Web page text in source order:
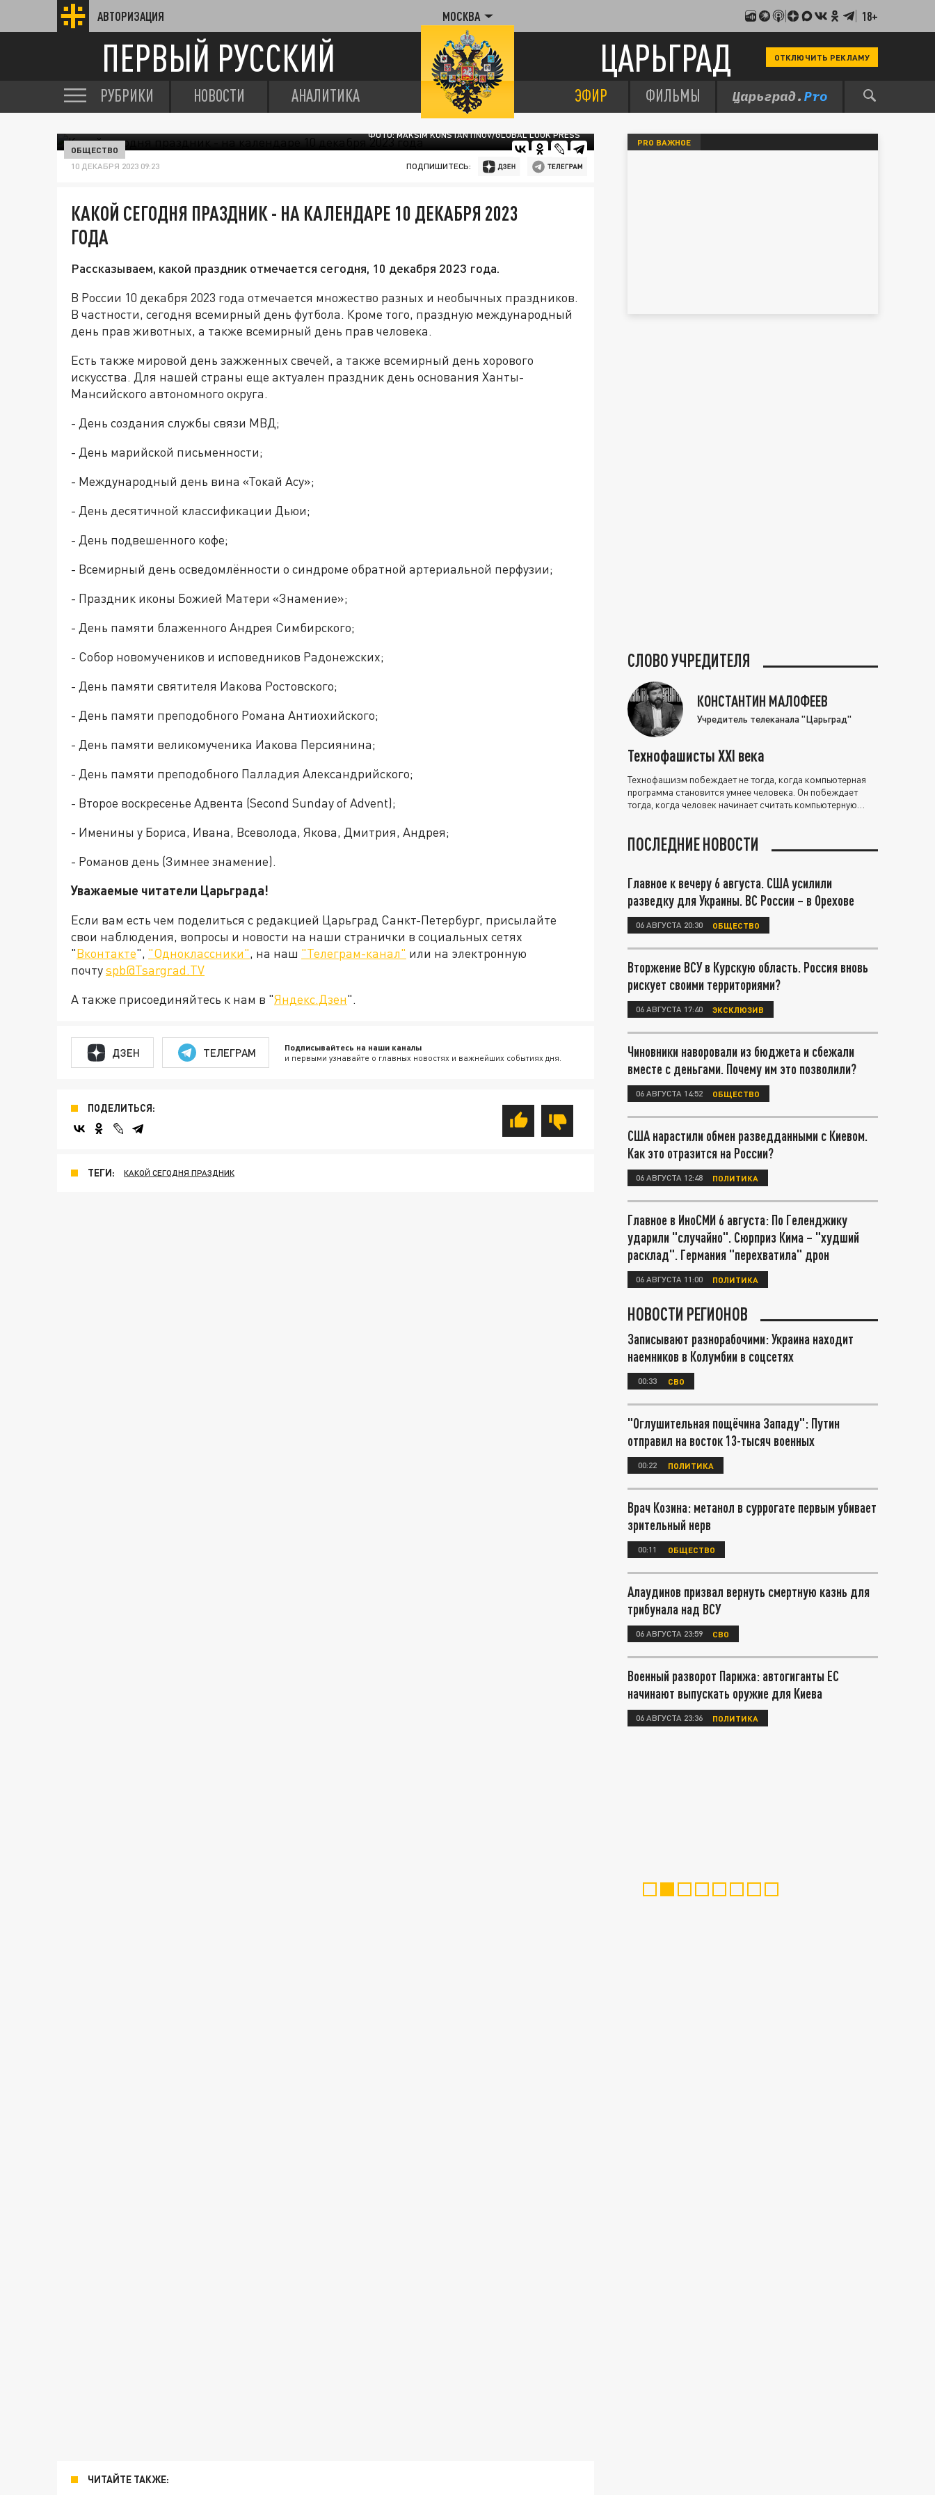
АВТОРИЗАЦИЯ МОСКВА 18+
ПЕРВЫЙ РУССКИЙ ЦАРЬГРАД ОТКЛЮЧИТЬ РЕКЛАМУ
РУБРИКИ НОВОСТИ АНАЛИТИКА ЭФИР ФИЛЬМЫ
ФОТО: MAKSIM KONSTANTINOV/GLOBAL LOOK PRESS
ОБЩЕСТВО
10 ДЕКАБРЯ 2023 09:23 ПОДПИШИТЕСЬ:
КАКОЙ СЕГОДНЯ ПРАЗДНИК - НА КАЛЕНДАРЕ 10 ДЕКАБРЯ 2023
ГОДА
Рассказываем, какой праздник отмечается сегодня, 10 декабря 2023 года.
В России 10 декабря 2023 года отмечается множество разных и необычных праздников.
В частности, сегодня всемирный день футбола. Кроме того, праздную международный
день прав животных, а также всемирный день прав человека.
Есть также мировой день зажженных свечей, а также всемирный день хорового
искусства. Для нашей страны еще актуален праздник день основания Ханты-
Мансийского автономного округа.
- День создания службы связи МВД;
- День марийской письменности;
- Международный день вина «Токай Асу»;
- День десятичной классификации Дьюи;
- День подвешенного кофе;
- Всемирный день осведомлённости о синдроме обратной артериальной перфузии;
- Праздник иконы Божией Матери «Знамение»;
- День памяти блаженного Андрея Симбирского;
- Собор новомучеников и исповедников Радонежских;
- День памяти святителя Иакова Ростовского;
- День памяти преподобного Романа Антиохийского;
- День памяти великомученика Иакова Персиянина;
- День памяти преподобного Палладия Александрийского;
- Второе воскресенье Адвента (Second Sunday of Advent);
- Именины у Бориса, Ивана, Всеволода, Якова, Дмитрия, Андрея;
- Романов день (Зимнее знамение).
Уважаемые читатели Царьграда!
Если вам есть чем поделиться с редакцией Царьград Санкт-Петербург, присылайте
свои наблюдения, вопросы и новости на наши странички в социальных сетях
"Вконтакте", "Одноклассники", на наш "Телеграм-канал" или на электронную
почтуspb@Tsargrad.TV
А также присоединяйтесь к нам в "Яндекс.Дзен".
ДЗЕН ТЕЛЕГРАМ Подписывайтесь на наши каналы
и первыми узнавайте о главных новостях и важнейших событиях дня.
ПОДЕЛИТЬСЯ:
ТЕГИ: КАКОЙ СЕГОДНЯ ПРАЗДНИК
ЧИТАЙТЕ ТАКЖЕ:
PRO ВАЖНОЕ
СЛОВО УЧРЕДИТЕЛЯ
КОНСТАНТИН МАЛОФЕЕВ
Учредитель телеканала "Царьград"
Технофашисты XXI века
Технофашизм побеждает не тогда, когда компьютерная
программа становится умнее человека. Он побеждает
тогда, когда человек начинает считать компьютерную
ПОСЛЕДНИЕ НОВОСТИ
Главное к вечеру 6 августа. США усилили
разведку для Украины. ВС России – в Орехове
06 АВГУСТА 20:30 ОБЩЕСТВО
Вторжение ВСУ в Курскую область. Россия вновь
рискует своими территориями?
06 АВГУСТА 17:40 ЭКСКЛЮЗИВ
Чиновники наворовали из бюджета и сбежали
вместе с деньгами. Почему им это позволили?
06 АВГУСТА 14:52 ОБЩЕСТВО
США нарастили обмен разведданными с Киевом.
Как это отразится на России?
06 АВГУСТА 12:48 ПОЛИТИКА
Главное в ИноСМИ 6 августа: По Геленджику
ударили "случайно". Сюрприз Кима – "худший
расклад". Германия "перехватила" дрон
06 АВГУСТА 11:00 ПОЛИТИКА
НОВОСТИ РЕГИОНОВ
Записывают разнорабочими: Украина находит
наемников в Колумбии в соцсетях
00:33 СВО
"Оглушительная пощёчина Западу": Путин
отправил на восток 13-тысяч военных
00:22 ПОЛИТИКА
Врач Козина: метанол в суррогате первым убивает
зрительный нерв
00:11 ОБЩЕСТВО
Алаудинов призвал вернуть смертную казнь для
трибунала над ВСУ
06 АВГУСТА 23:59 СВО
Военный разворот Парижа: автогиганты ЕС
начинают выпускать оружие для Киева
06 АВГУСТА 23:36 ПОЛИТИКА